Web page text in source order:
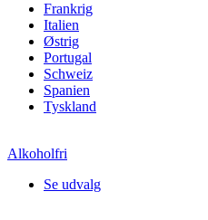
Frankrig
Italien
Østrig
Portugal
Schweiz
Spanien
Tyskland
Alkoholfri
Se udvalg